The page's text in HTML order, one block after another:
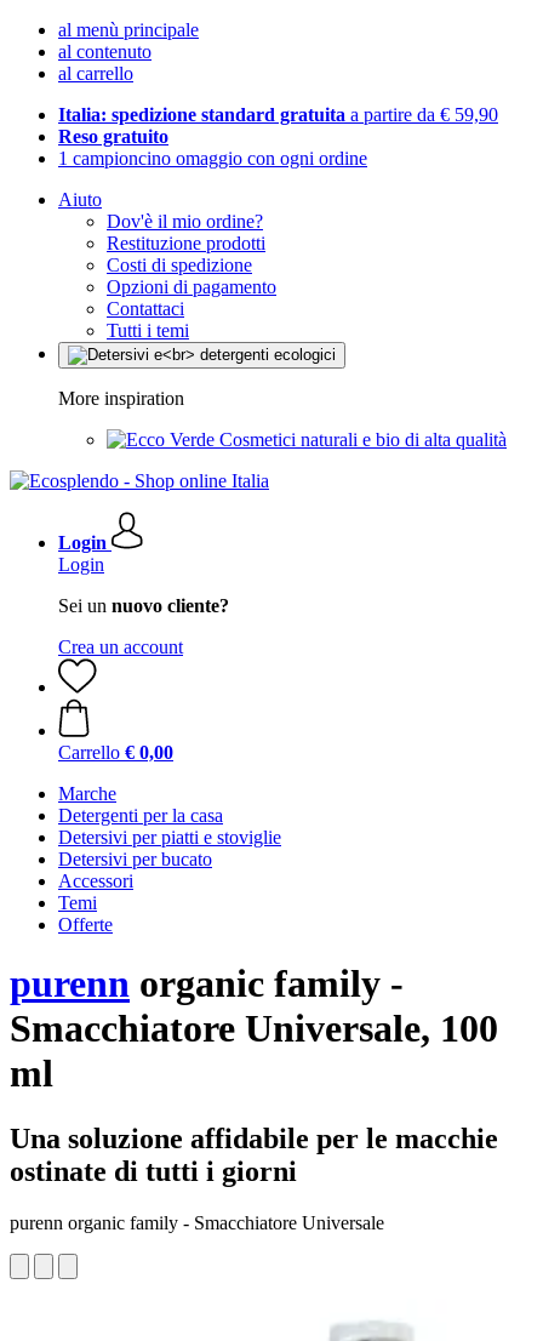
al menù principale
al contenuto
al carrello
Italia: spedizione standard gratuita a partire da € 59,90
Reso gratuito
1 campioncino omaggio con ogni ordine
Aiuto
Dov'è il mio ordine?
Restituzione prodotti
Costi di spedizione
Opzioni di pagamento
Contattaci
Tutti i temi
More inspiration
Cosmetici naturali e bio di alta qualità
Login
Login
Sei un nuovo cliente?
Crea un account
Carrello € 0,00
Marche
Detergenti per la casa
Detersivi per piatti e stoviglie
Detersivi per bucato
Accessori
Temi
Offerte
purenn organic family -
Smacchiatore Universale, 100
ml
Una soluzione affidabile per le macchie
ostinate di tutti i giorni
purenn organic family - Smacchiatore Universale